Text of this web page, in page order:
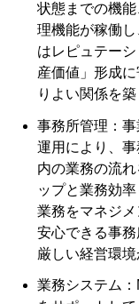
状態までの機
理機能が稼働
はレピュテー
産価値」形成
りよい関係を
事務所管理：
運用により、
内の業務の流
ップと業務効
業務をマネジ
安心できる事
厳しい経営環
業務システム